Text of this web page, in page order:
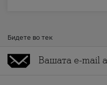
Бидете во тек